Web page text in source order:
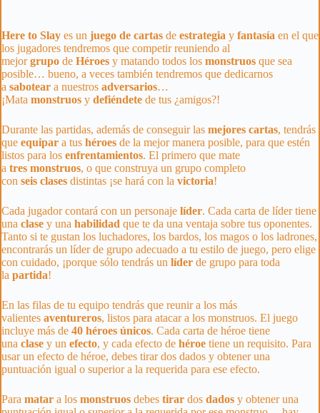
Here to Slay es un juego de cartas de estrategia y fantasía en el que
los jugadores tendremos que competir reuniendo al
mejorgrupo de Héroes y matando todos los monstruos que sea
posible… bueno, a veces también tendremos que dedicarnos
a sabotear a nuestros adversarios…
¡Mata monstruos y defiéndete de tus ¿amigos?!
Durante las partidas, además de conseguir las mejores cartas, tendrás
que equipar a tus héroes de la mejor manera posible, para que estén
listos para los enfrentamientos. El primero que mate
a tres monstruos, o que construya un grupo completo
con seis clases distintas ¡se hará con la victoria!
Cada jugador contará con un personaje líder. Cada carta de líder tiene
una clase y una habilidad que te da una ventaja sobre tus oponentes.
Tanto si te gustan los luchadores, los bardos, los magos o los ladrones,
encontrarás un líder de grupo adecuado a tu estilo de juego, pero elige
con cuidado, ¡porque sólo tendrás un líder de grupo para toda
la partida!
En las filas de tu equipo tendrás que reunir a los más
valientes aventureros, listos para atacar a los monstruos. El juego
incluye más de 40 héroes únicos. Cada carta de héroe tiene
una clase y un efecto, y cada efecto de héroe tiene un requisito. Para
usar un efecto de héroe, debes tirar dos dados y obtener una
puntuación igual o superior a la requerida para ese efecto.
Para matar a los monstruos debes tirar dos dados y obtener una